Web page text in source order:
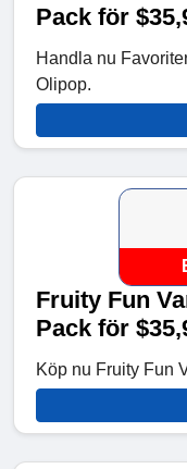
Pack för
Handla nu
Olipop.
Fruity Fun
Pack för
Köp nu Fruity Fun